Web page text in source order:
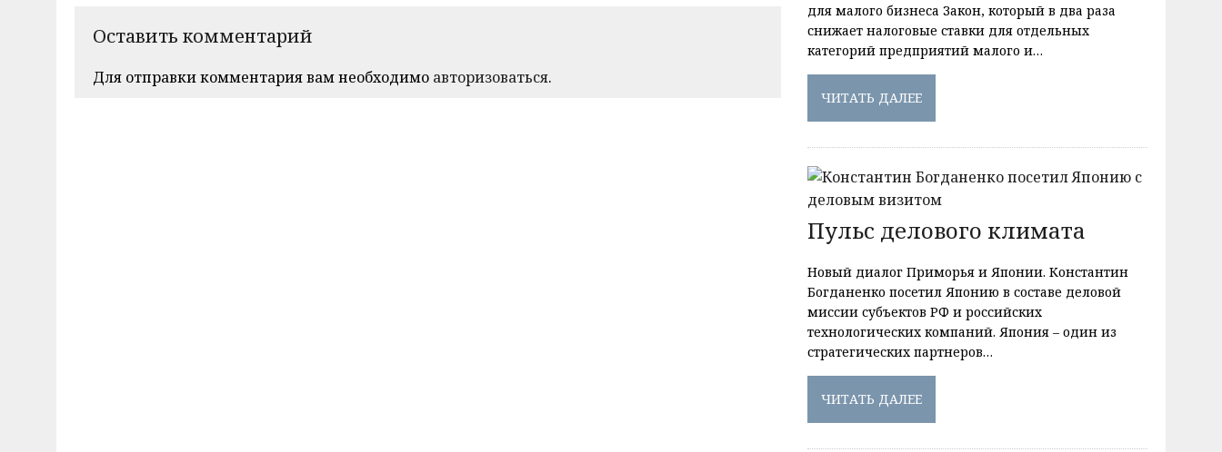
Оставить комментарий
Для отправки комментария вам необходимо авторизоваться.
для малого бизнеса Закон, который в два раза
снижает налоговые ставки для отдельных
категорий предприятий малого и…
ЧИТАТЬ ДАЛЕЕ
Пульс делового климата
Новый диалог Приморья и Японии. Константин
Богданенко посетил Японию в составе деловой
миссии субъектов РФ и российских
технологических компаний. Япония – один из
стратегических партнеров…
ЧИТАТЬ ДАЛЕЕ